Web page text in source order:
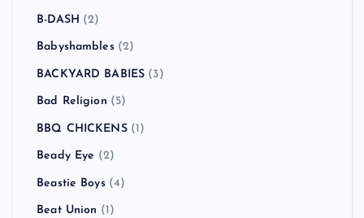
B-DASH (2)
Babyshambles(2)
BACKYARD BABIES (3)
Bad Religion (5)
BBQ CHICKENS(1)
Beady Eye (2)
Beastie Boys(4)
Beat Union (1)